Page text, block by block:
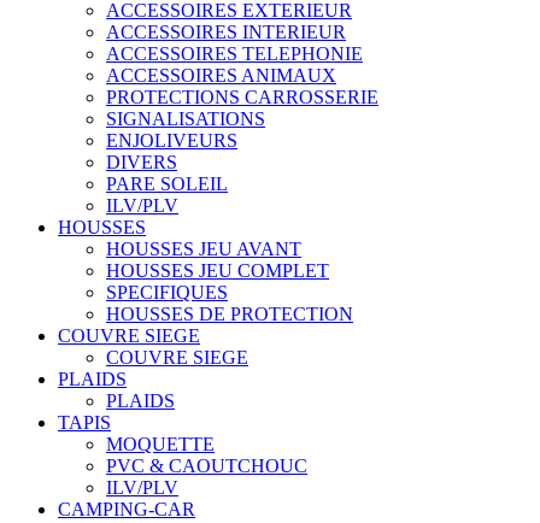
ACCESSOIRES EXTERIEUR
ACCESSOIRES INTERIEUR
ACCESSOIRES TELEPHONIE
ACCESSOIRES ANIMAUX
PROTECTIONS CARROSSERIE
SIGNALISATIONS
ENJOLIVEURS
DIVERS
PARE SOLEIL
ILV/PLV
HOUSSES
HOUSSES JEU AVANT
HOUSSES JEU COMPLET
SPECIFIQUES
HOUSSES DE PROTECTION
COUVRE SIEGE
COUVRE SIEGE
PLAIDS
PLAIDS
TAPIS
MOQUETTE
PVC & CAOUTCHOUC
ILV/PLV
CAMPING-CAR